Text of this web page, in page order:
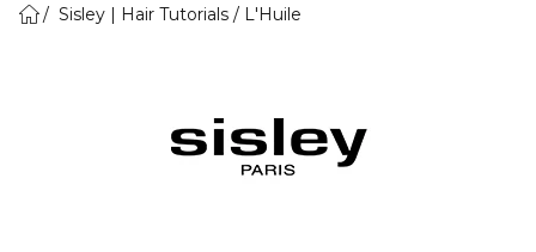
Sisley | Hair Tutorials / L'Huile